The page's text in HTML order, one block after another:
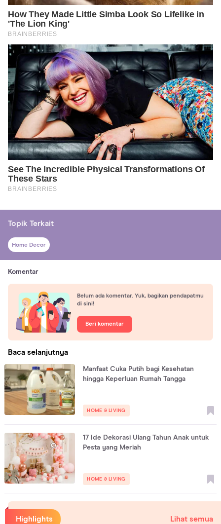
Topik Terkait
Home Decor
Komentar
Belum ada komentar. Yuk, bagikan pendapatmu
di sini!
Beri komentar
Baca selanjutnya
Manfaat Cuka Putih bagi Kesehatan
hingga Keperluan Rumah Tangga
HOME & LIVING
17 Ide Dekorasi Ulang Tahun Anak untuk
Pesta yang Meriah
HOME & LIVING
Highlights Lihat semua